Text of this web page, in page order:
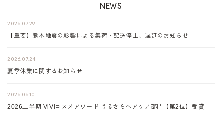
NEWS
2026.07.29
【重要】熊本地震の影響による集荷・配送停止、遅延のお知らせ
2026.07.24
夏季休業に関するお知らせ
2026.06.10
2026上半期 ViViコスメアワード うるさらヘアケア部門【第2位】受賞